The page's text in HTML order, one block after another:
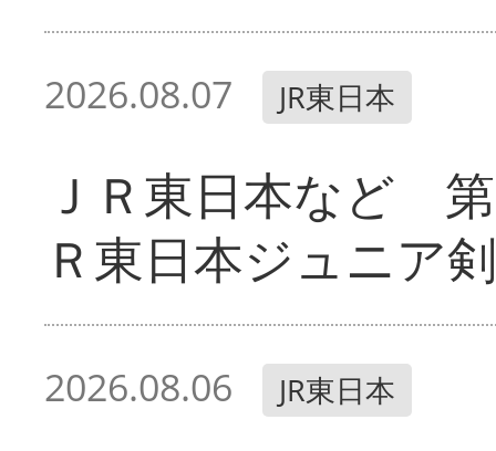
2026.08.07 JR東日本
ＪＲ東日本など
Ｒ東日本ジュニア
2026.08.06 JR東日本